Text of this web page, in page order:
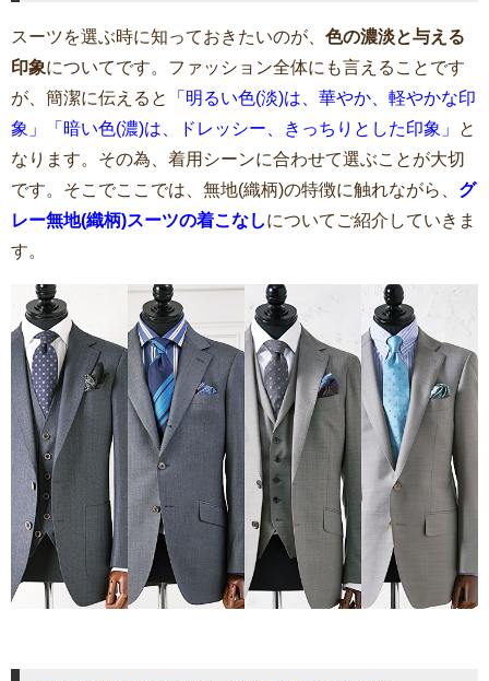
スーツを選ぶ時に知っておきたいのが、 色の濃淡と与える
印象についてです。ファッション全体にも言えることです
が、簡潔に伝えると
「明るい色(淡)は、華やか、軽やかな印
象」「暗い色(濃)は、ドレッシー、きっちりとした印象」
と
なります。その為、着用シーンに合わせて選ぶことが大切
です。そこでここでは、無地(織柄)の特徴に触れながら、 グ
レー無地(織柄)スーツの着こなしについてご紹介していきま
す。